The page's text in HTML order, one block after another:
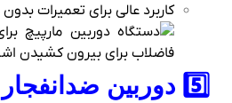
کاربرد عالی برای تعمیرات